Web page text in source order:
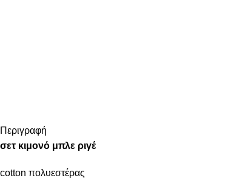
Περιγραφή
σετ κιμονό μπλε ριγέ
cotton πολυεστέρας